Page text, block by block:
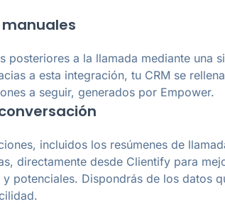
posteriores a la llamada mediante una
a esta integración, tu CRM se
a seguir, generados por Empower.
incluidos los resúmenes de
directamente desde Clientify para
potenciales. Dispondrás de los datos